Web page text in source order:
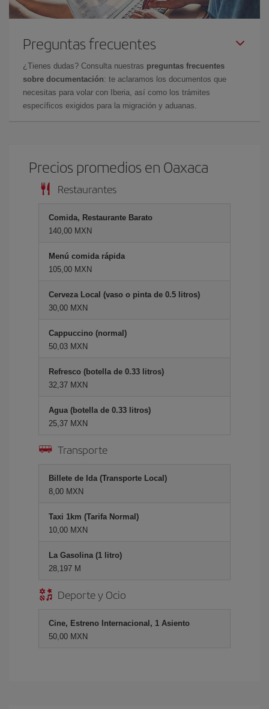
Preguntas frecuentes
¿Tienes dudas? Consulta nuestras preguntas frecuentes
sobre documentación: te aclaramos los documentos que
necesitas para volar con Iberia, así como los trámites
específicos exigidos para la migración y aduanas.
Precios promedios en Oaxaca
Restaurantes
Comida, Restaurante Barato
140,00 MXN
Menú comida rápida
105,00 MXN
Cerveza Local (vaso o pinta de 0.5 litros)
30,00 MXN
Cappuccino (normal)
50,03 MXN
Refresco (botella de 0.33 litros)
32,37 MXN
Agua (botella de 0.33 litros)
25,37 MXN
Transporte
Billete de Ida (Transporte Local)
8,00 MXN
Taxi 1km (Tarifa Normal)
10,00 MXN
La Gasolina (1 litro)
28,197 M
Deporte y Ocio
Cine, Estreno Internacional, 1 Asiento
50,00 MXN